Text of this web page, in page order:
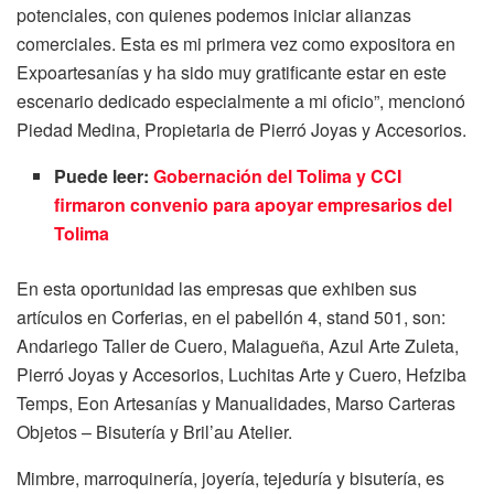
potenciales, con quienes podemos iniciar alianzas
comerciales. Esta es mi primera vez como expositora en
Expoartesanías y ha sido muy gratificante estar en este
escenario dedicado especialmente a mi oficio”, mencionó
Piedad Medina, Propietaria de Pierró Joyas y Accesorios.
Puede leer:Gobernación del Tolima y CCI
firmaron convenio para apoyar empresarios del
Tolima
En esta oportunidad las empresas que exhiben sus
artículos en Corferias, en el pabellón 4, stand 501, son:
Andariego Taller de Cuero, Malagueña, Azul Arte Zuleta,
Pierró Joyas y Accesorios, Luchitas Arte y Cuero, Hefziba
Temps, Eon Artesanías y Manualidades, Marso Carteras
Objetos – Bisutería y Bril’au Atelier.
Mimbre, marroquinería, joyería, tejeduría y bisutería, es